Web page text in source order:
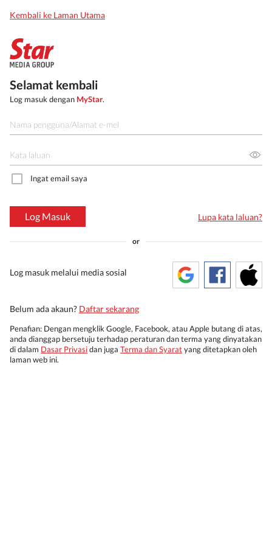
Kembali ke Laman Utama
Selamat kembali
Log masuk dengan MyStar.
Ingat email saya
Log Masuk Lupa kata laluan?
or
Log masuk melalui media sosial
Belum ada akaun? Daftar sekarang
Penafian: Dengan mengklik Google, Facebook, atau Apple butang di atas,
anda dianggap bersetuju terhadap peraturan dan terma yang dinyatakan
di dalam Dasar Privasidan juga Terma dan Syaratyang ditetapkan oleh
laman web ini.